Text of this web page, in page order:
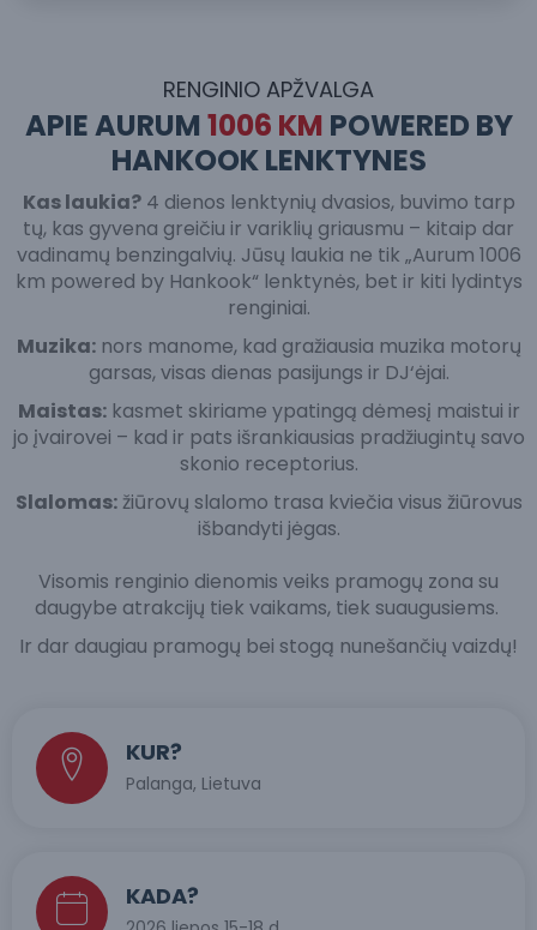
RENGINIO APŽVALGA
APIE AURUM 1006 KM POWERED BY
HANKOOK LENKTYNES
Kas laukia?4 dienos lenktynių dvasios, buvimo tarp
tų, kas gyvena greičiu ir variklių griausmu – kitaip dar
vadinamų benzingalvių. Jūsų laukia ne tik „Aurum 1006
km powered by Hankook“ lenktynės, bet ir kiti lydintys
renginiai.
Muzika:nors manome, kad gražiausia muzika motorų
garsas, visas dienas pasijungs ir DJ‘ėjai.
Maistas:kasmet skiriame ypatingą dėmesį maistui ir
jo įvairovei – kad ir pats išrankiausias pradžiugintų savo
skonio receptorius.
Slalomas:žiūrovų slalomo trasa kviečia visus žiūrovus
išbandyti jėgas.
Visomis renginio dienomis veiks pramogų zona su
daugybe atrakcijų tiek vaikams, tiek suaugusiems.
Ir dar daugiau pramogų bei stogą nunešančių vaizdų!
KUR?
Palanga, Lietuva
KADA?